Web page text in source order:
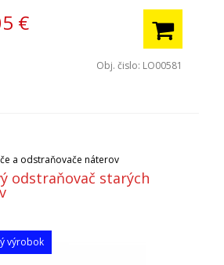
€
Obj. čislo: LO00581
a odstraňovače náterov
odstraňovač starých
výrobok